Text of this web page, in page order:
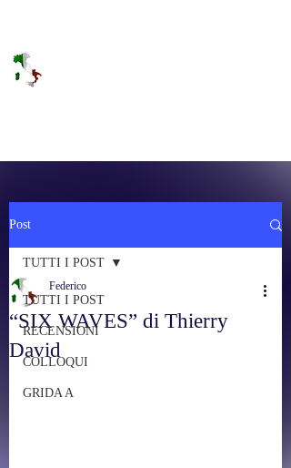
Post
TUTTI I POST
RECENSIONI
COLLOQUI
GRIDA A
TUTTI I POST
“SIX WAVES” di Thierry
David
Federico